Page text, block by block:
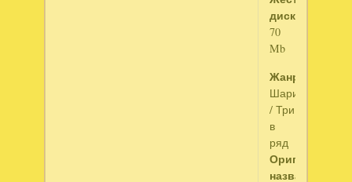
диск
70
Mb
Жанр
Шарики
/ Три
в
ряд
Оригинальное
название